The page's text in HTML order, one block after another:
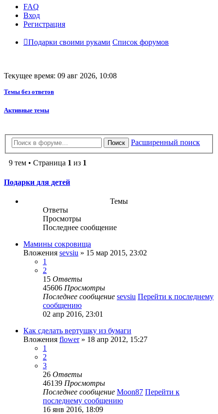
FAQ
Вход
Регистрация
Подарки своими руками Список форумов
Текущее время: 09 авг 2026, 10:08
Темы без ответов
Активные темы
Поиск Расширенный поиск
9 тем • Страница 1 из 1
Подарки для детей
Темы
Ответы
Просмотры
Последнее сообщение
Мамины сокровища
Вложения sevsiu » 15 мар 2015, 23:02
1
2
15 Ответы
45606 Просмотры
Последнее сообщение sevsiu Перейти к последнему
сообщению
02 апр 2016, 23:01
Как сделать вертушку из бумаги
Вложения flower» 18 апр 2012, 15:27
1
2
3
26 Ответы
46139 Просмотры
Последнее сообщение Moon87 Перейти к
последнему сообщению
16 янв 2016, 18:09